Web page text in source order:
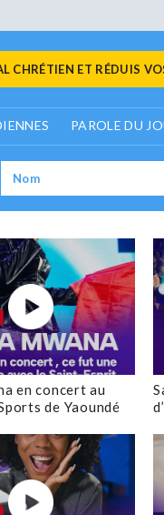
CHRÉTIEN ET RÉDUIS
PAROLE DU
en concert au
de Yaoundé